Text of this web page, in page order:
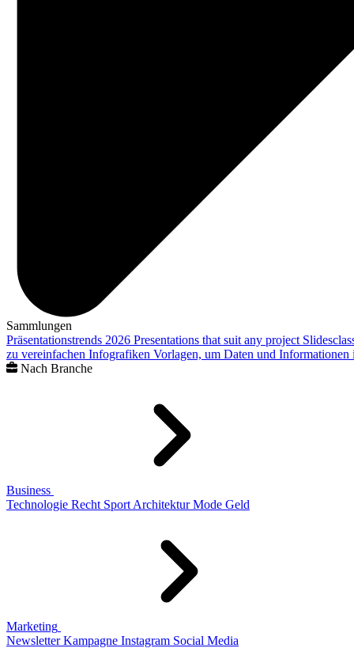
Sammlungen
Präsentationstrends 2026 Presentations that suit any project
zu vereinfachen Infografiken Vorlagen, um Daten und
Nach Branche
Business
Technologie Recht Sport Architektur Mode Geld
Marketing
Newsletter Kampagne Instagram Social Media